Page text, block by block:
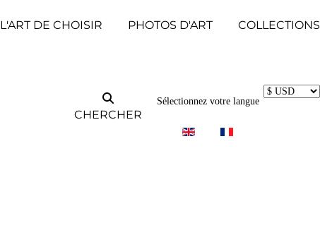
L'ART DE CHOISIR PHOTOS D'ART COLLECTIONS
CHERCHER
Sélectionnez votre langue